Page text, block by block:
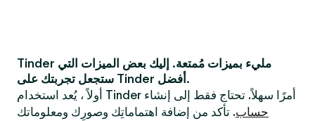
Tinder مليء بميزات مُمتعة. إليك بعض الميزات التي
ستجعل تجربتك على Tinder أفضل.
أولاً ، يُعد استخدام Tinder أمرًا سهلاً. تحتاج فقط إلى إنشاء
حساب. تأكد من إضافة اهتماماتِك وصورِك ومعلوماتك